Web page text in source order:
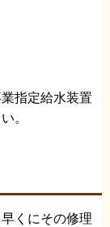
指定給水装置
。
くにその修理